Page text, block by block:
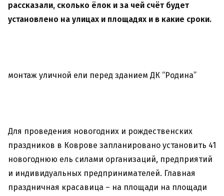
рассказали, сколько ёлок и за чей счёт будет
установлено на улицах и площадях и в какие сроки.
монтаж уличной ели перед зданием ДК “Родина”
Для проведения новогодних и рождественских
праздников в Коврове запланировано установить 41
новогоднюю ель силами организаций, предприятий
и индивидуальных предпринимателей. Главная
праздничная красавица – на площади на площади